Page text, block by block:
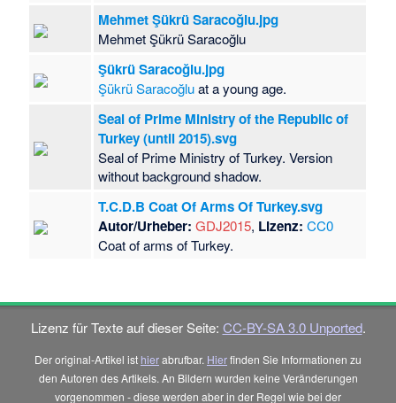
Mehmet Şükrü Saracoğlu.jpg
Mehmet Şükrü Saracoğlu
Şükrü Saracoğlu.jpg
Şükrü Saracoğluat a young age.
Seal of Prime Ministry of the Republic of
Turkey (until 2015).svg
Seal of Prime Ministry of Turkey. Version
without background shadow.
T.C.D.B Coat Of Arms Of Turkey.svg
Autor/Urheber: GDJ2015, Lizenz: CC0
Coat of arms of Turkey.
Lizenz für Texte auf dieser Seite: CC-BY-SA 3.0 Unported.
Der original-Artikel ist hierabrufbar. Hierfinden Sie Informationen zu
den Autoren des Artikels. An Bildern wurden keine Veränderungen
vorgenommen - diese werden aber in der Regel wie bei der